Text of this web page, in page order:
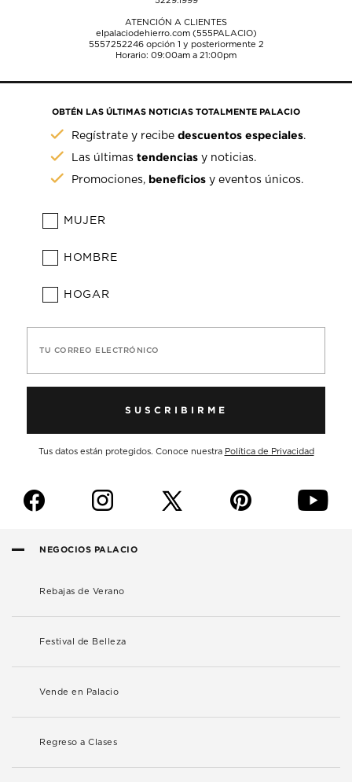
ATENCIÓN A CLIENTES
elpalaciodehierro.com (555PALACIO)
5557252246opción 1 y posteriormente 2
Horario: 09:00am a 21:00pm
OBTÉN LAS ÚLTIMAS NOTICIAS TOTALMENTE PALACIO
Regístrate y recibedescuentos especiales.
Las últimastendencias y noticias.
Promociones, beneficios y eventos únicos.
MUJER
HOMBRE
HOGAR
TU CORREO ELECTRÓNICO
SUSCRIBIRME
Tus datos están protegidos. Conoce nuestra Política de Privacidad
f i p y
NEGOCIOS PALACIO
Rebajas de Verano
Festival de Belleza
Vende en Palacio
Regreso a Clases